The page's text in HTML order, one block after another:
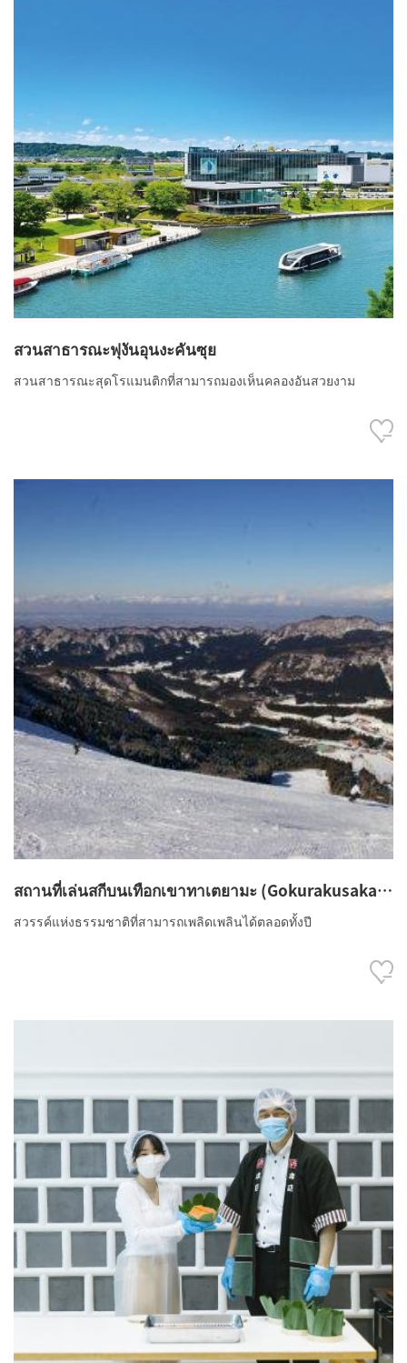
สวนสาธารณะฟุงันอุนงะคันซุย
สวนสาธารณะสุดโรแมนติกที่สามารถมองเห็นคลองอันสวยงาม
สถานที่เล่นสกีบนเทือกเขาทาเตยามะ (Gokurakusaka
Area, Raijo Valley Area)
สวรรค์แห่งธรรมชาติที่สามารถเพลิดเพลินได้ตลอดทั้งปี